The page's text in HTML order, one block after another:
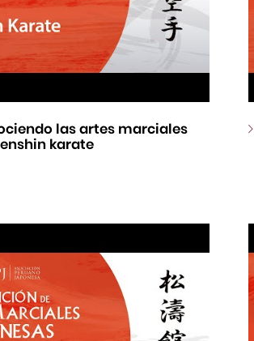
las artes marciales
karate